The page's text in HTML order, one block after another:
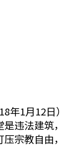
年1月12
是违法建
宗教自由